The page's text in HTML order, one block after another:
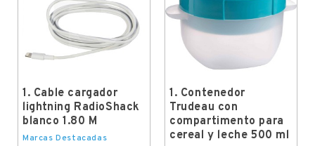
1. Cable cargador
lightning RadioShack
blanco 1.80 M
Marcas Destacadas
1. Contenedor
Trudeau con
compartimento para
cereal y leche 500 ml